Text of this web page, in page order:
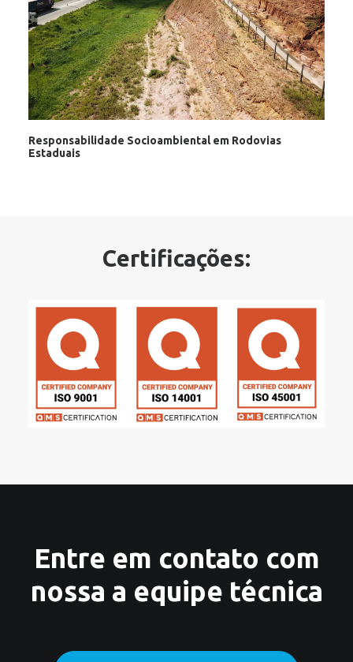
Responsabilidade Socioambiental em Rodovias
Estaduais
Certificações:
Entre em contato com
nossa a equipe técnica